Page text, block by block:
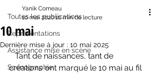
Toutes les publications
Représentations
Assistance mise en scène
Scénographie
10 mai
Yanik Comeau
10 mai 202010 min de lecture
Dernière mise à jour : 10 mai 2025
   Tant de naissances, tant de
créations ont marqué le 10 mai au fil